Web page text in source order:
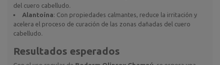
del cuero cabelludo.
Alantoína: Con propiedades calmantes, reduce la irritación y
acelera el proceso de curación de las zonas dañadas del cuero
cabelludo.
Resultados esperados